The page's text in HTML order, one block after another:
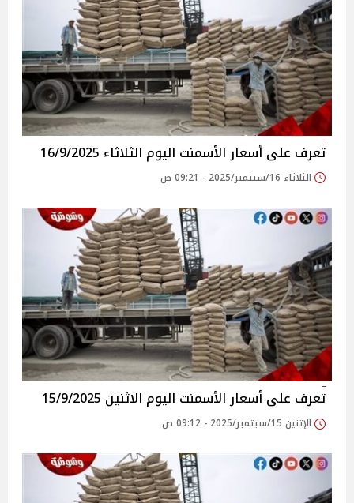
تعرف على أسعار الأسمنت اليوم الثلاثاء 16/9/2025
الثلاثاء 16/سبتمبر/2025 - 09:21 ص
تعرف على أسعار الأسمنت اليوم الاثنين 15/9/2025
الإثنين 15/سبتمبر/2025 - 09:12 ص